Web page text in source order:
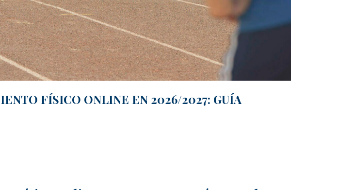
FÍSICO ONLINE EN 2026/2027: GUÍA